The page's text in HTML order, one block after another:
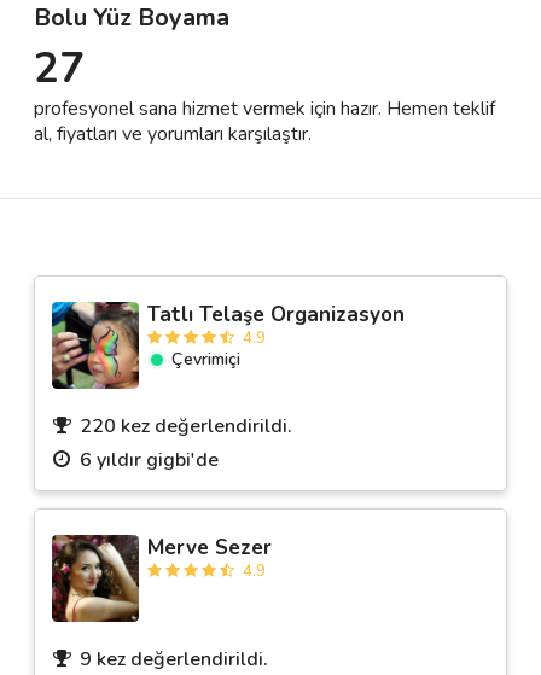
Destek
İletişim
Bolu Yüz Boyama
27
profesyonel sana hizmet vermek için hazır. Hemen teklif
al, fiyatları ve yorumları karşılaştır.
Tatlı Telaşe Organizasyon
4.9
Çevrimiçi
220 kez değerlendirildi.
6 yıldır gigbi'de
Merve Sezer
4.9
9 kez değerlendirildi.